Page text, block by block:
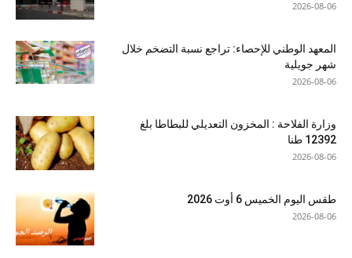
2026-08-06
المعهد الوطني للإحصاء: تراجع نسبة التضخم خلال
شهر جويلية
2026-08-06
وزارة الفلاحة : المخزون التعديلي للبطاطا بلغ
12392 طنا
2026-08-06
طقس اليوم الخميس 6 أوت 2026
2026-08-06